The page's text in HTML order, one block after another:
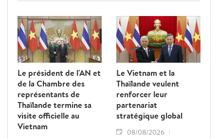
groupe B.
Le président de l'AN et
de la Chambre des
représentants de
Thaïlande termine sa
visite officielle au
Vietnam
Le Vietnam et la
Thaïlande veulent
renforcer leur
partenariat
stratégique global
08/08/2026